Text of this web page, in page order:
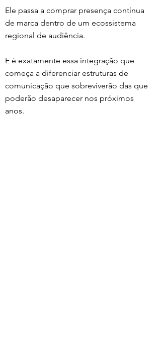
Ele passa a comprar presença contínua
de marca dentro de um ecossistema
regional de audiência.
E é exatamente essa integração que
começa a diferenciar estruturas de
comunicação que sobreviverão das que
poderão desaparecer nos próximos
anos.